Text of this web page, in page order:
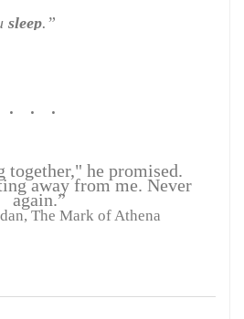
sleep.”
• • •
together," he promised.
away from me. Never
again.”
The Mark of Athena